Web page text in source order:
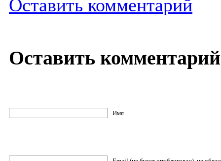
Оставить комментарий
Оставить комментарий
Имя